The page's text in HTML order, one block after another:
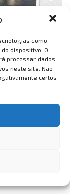
como
dispositivo. O
processar dados
neste site. Não
certos